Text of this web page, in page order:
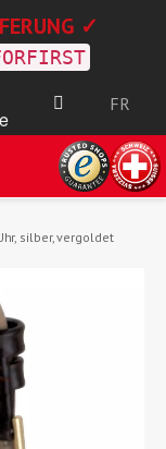
✓
FR
silber, vergoldet